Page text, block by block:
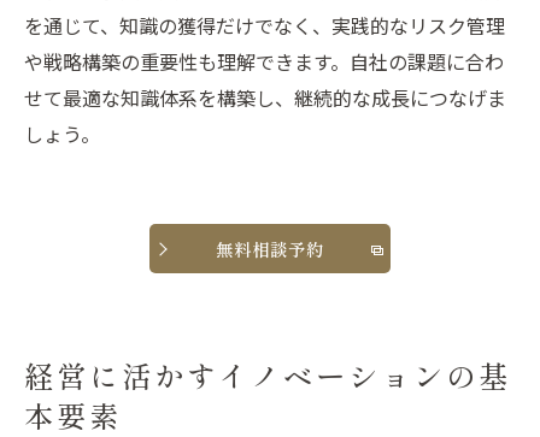
を通じて、知識の獲得だけでなく、実践的なリスク管理
や戦略構築の重要性も理解できます。自社の課題に合わ
せて最適な知識体系を構築し、継続的な成長につなげま
しょう。
無料相談予約
経営に活かすイノベーションの基
本要素